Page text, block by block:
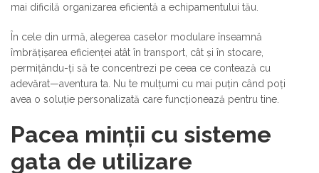
mai dificilă organizarea eficientă a echipamentului tău.
În cele din urmă, alegerea caselor modulare înseamnă
îmbrățișarea eficienței atât în transport, cât și în stocare,
permițându-ți să te concentrezi pe ceea ce contează cu
adevărat—aventura ta. Nu te mulțumi cu mai puțin când poți
avea o soluție personalizată care funcționează pentru tine.
Pacea minții cu sisteme
gata de utilizare